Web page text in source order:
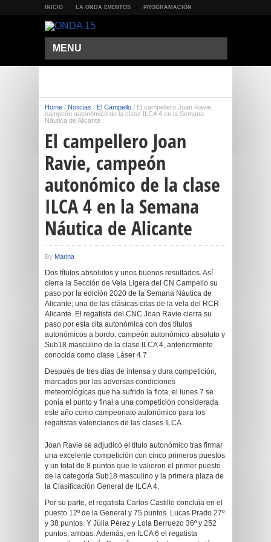
INICIO LA ONDA EVENTOS PROGRAMACIÓN
MENU
Home / Noticias / El Campello / El campellero Joan Ravie,
campeón autonómico de la clase ILCA 4 en la Semana
Náutica de Alicante
El campellero Joan
Ravie, campeón
autonómico de la clase
ILCA 4 en la Semana
Náutica de Alicante
By Marina
Dos títulos absolutos y unos buenos resultados. Así
cierra la Sección de Vela Ligera del CN Campello su
paso por la edición 2020 de la Semana Náutica de
Alicante; una de las clásicas citas de la vela del RCR
Alicante. El regatista del CNC Joan Ravie cierra su
paso por esta cita autonómica con dos títulos
autonómicos a bordo: campeón autonómico absoluto y
Sub18 masculino de la clase ILCA 4, anteriormente
conocida como clase Láser 4.7.
Después de tres días de intensa y dura competición,
marcados por las adversas condiciones
meteorológicas que ha sufrido la flota, el lunes 7 se
ponía el punto y final a una competición considerada
este año como campeonato autonómico para los
regatistas valencianos de las clases ILCA.
Joan Ravie se adjudicó el título autonómico tras firmar
una excelente competición con cinco primeros puestos
y un total de 8 puntos que le valieron el primer puesto
de la categoría Sub18 masculino y la primera plaza de
la Clasificación General de ILCA 4.
Por su parte, el regatista Carlos Castillo concluía en el
puesto 12º de la General y 75 puntos. Lucas Prado 27º
y 38 puntos. Y Júlia Pérez y Lola Berruezo 36º y 252
puntos, ambas. Además, en ILCA 6 el regatista